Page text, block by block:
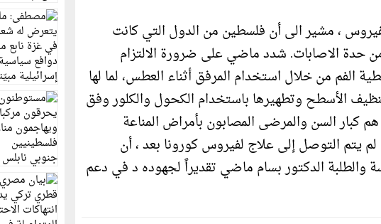
، مشير الى أن فلسطين من الدول التي كانت
حدة الاصابات. شدد ماضي على ضرورة الالتزام
الفم من خلال استخدام المرفق أثناء العطس، لما لها
الأسطح وتطهيرها باستخدام الكحول والكلور وفق
كبار السن والمرضى المصابون بأمراض المناعة
يتم التوصل إلى علاج لفيروس كورونا بعد ، أن
والطلبة الدكتور بسام ماضي تقديراً لجهوده د في دعم